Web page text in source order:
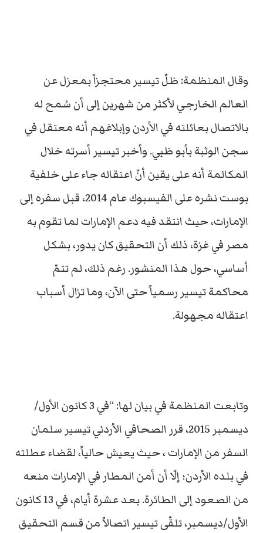
وقال المنظمة: ظلّ تيسير محتجزاً بمعزل عن
العالم الخارجي لأكثر من شهرين إلى أن سُمح له
بالاتصال بعائلته في الأردن وإبلاغهم أنه معتقل في
سجن الوثبة بأبو ظبي. وأخبر تيسير أسرته خلال
المكالمة أنه على يقين أنّ اعتقاله جاء على خلفية
بوست نشره على الفيسبوك عام 2014، قبل سفره إلى
الإمارات، حيث انتقد فيه دعم الإمارات لما تقوم به
مصر في غزة، ذلك أن التحقيق كان يدور، بشكل
أساسي، حول هذا المنشور. رغم ذلك، لم تتمّ
محاكمة تيسير رسمياً حتى الآن، وما تزال أسباب
اعتقاله مجهولة.
وتابعت المنظمة في بيان لها: “في 3 كانون الأول/
ديسمبر 2015، قرر الصحافي الأردني تيسير سلمان
السفر من الإمارات ، حيث يعيش حالياً، لقضاء عطلته
في بلده الأردن؛ إلّا أن أمن المطار في الإمارات منعه
من الصعود إلى الطائرة. بعد عشرة أيام، في 13 كانون
الأول/ديسمبر، تلقّى تيسير اتصالاً من قسم التحقيق